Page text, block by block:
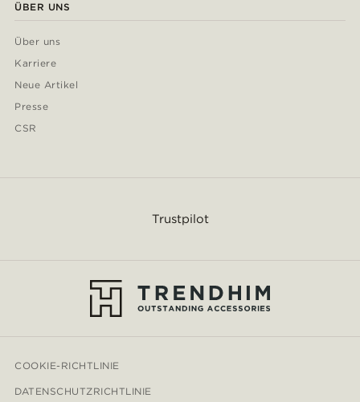
ÜBER UNS
Über uns
Karriere
Neue Artikel
Presse
CSR
Trustpilot
COOKIE-RICHTLINIE
DATENSCHUTZRICHTLINIE